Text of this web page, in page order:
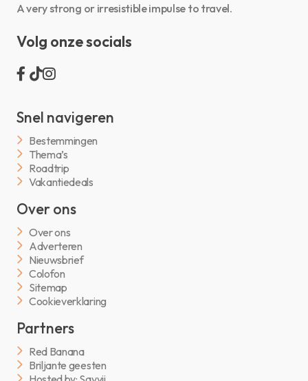
A very strong or irresistible impulse to travel.
Volg onze socials
Snel navigeren
Bestemmingen
Thema’s
Roadtrip
Vakantiedeals
Over ons
Over ons
Adverteren
Nieuwsbrief
Colofon
Sitemap
Cookieverklaring
Partners
Red Banana
Briljante geesten